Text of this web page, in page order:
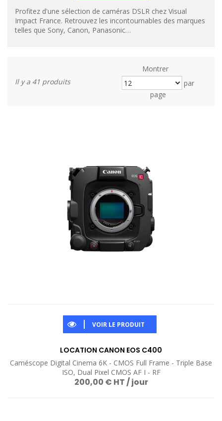
Profitez d'une sélection de caméras DSLR chez Visual
Impact France. Retrouvez les incontournables des marques
telles que Sony, Canon, Panasonic…
Il y a 41 produits
Montrer
par
page
VOIR LE PRODUIT
LOCATION CANON EOS C400
Caméscope Digital Cinema 6K - CMOS Full Frame - Triple Base
ISO, Dual Pixel CMOS AF I - RF
200,00 € HT / jour